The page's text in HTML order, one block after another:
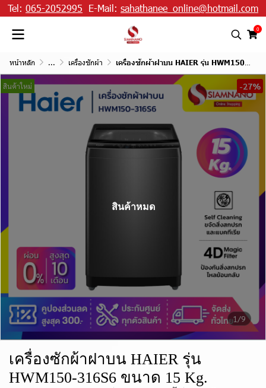
Tel: 065-2052995 E-Mail: sahathanee_online@hotmail.com
0
หน้าหลัก ... เครื่องซักผ้า เครื่องซักผ้าฝาบน HAIER รุ่น HWM150-316S6 ขนาด 15 Kg.
1/9
สินค้าใหม่ -27%
สินค้าหมด
เครื่องซักผ้าฝาบน HAIER รุ่น
HWM150-316S6 ขนาด 15 Kg.